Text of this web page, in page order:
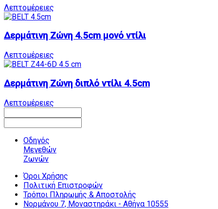
Λεπτομέρειες
Δερμάτινη Ζώνη 4.5cm μονό ντίλι
Λεπτομέρειες
Δερμάτινη Ζώνη διπλό ντίλι 4.5cm
Λεπτομέρειες
Οδηγός
Μεγεθών
Ζωνών
Όροι Χρήσης
Πολιτική Επιστροφών
Τρόποι Πληρωμής & Αποστολής
Νορμάνου 7, Μοναστηράκι - Αθήνα 10555